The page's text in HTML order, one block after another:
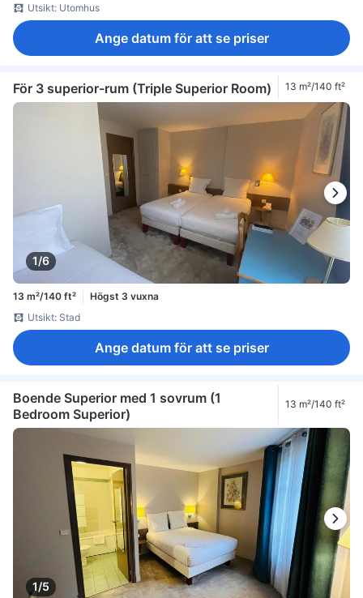
Utsikt: Utomhus
Ange datum för att se priser
För 3 superior-rum (Triple Superior Room) 13 m²/140 ft²
1/6
13 m²/140 ft²
Högst 3 vuxna
Utsikt: Stad
Ange datum för att se priser
Boende Superior med 1 sovrum (1
Bedroom Superior)
13 m²/140 ft²
1/5